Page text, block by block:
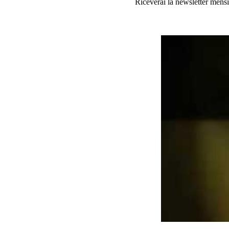
Riceverai la newsletter